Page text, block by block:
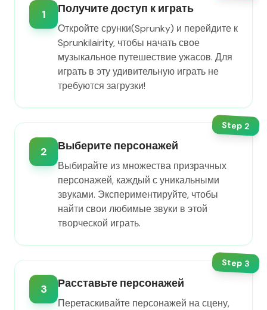
1 Получите доступ к играть
Откройте срунки(Sprunky) и перейдите к
Sprunkilairity, чтобы начать свое
музыкальное путешествие ужасов. Для
играть в эту удивительную играть не
требуются загрузки!
Step2
2 Выберите персонажей
Выбирайте из множества призрачных
персонажей, каждый с уникальными
звуками. Экспериментируйте, чтобы
найти свои любимые звуки в этой
творческой играть.
Step3
3 Расставьте персонажей
Перетаскивайте персонажей на сцену,